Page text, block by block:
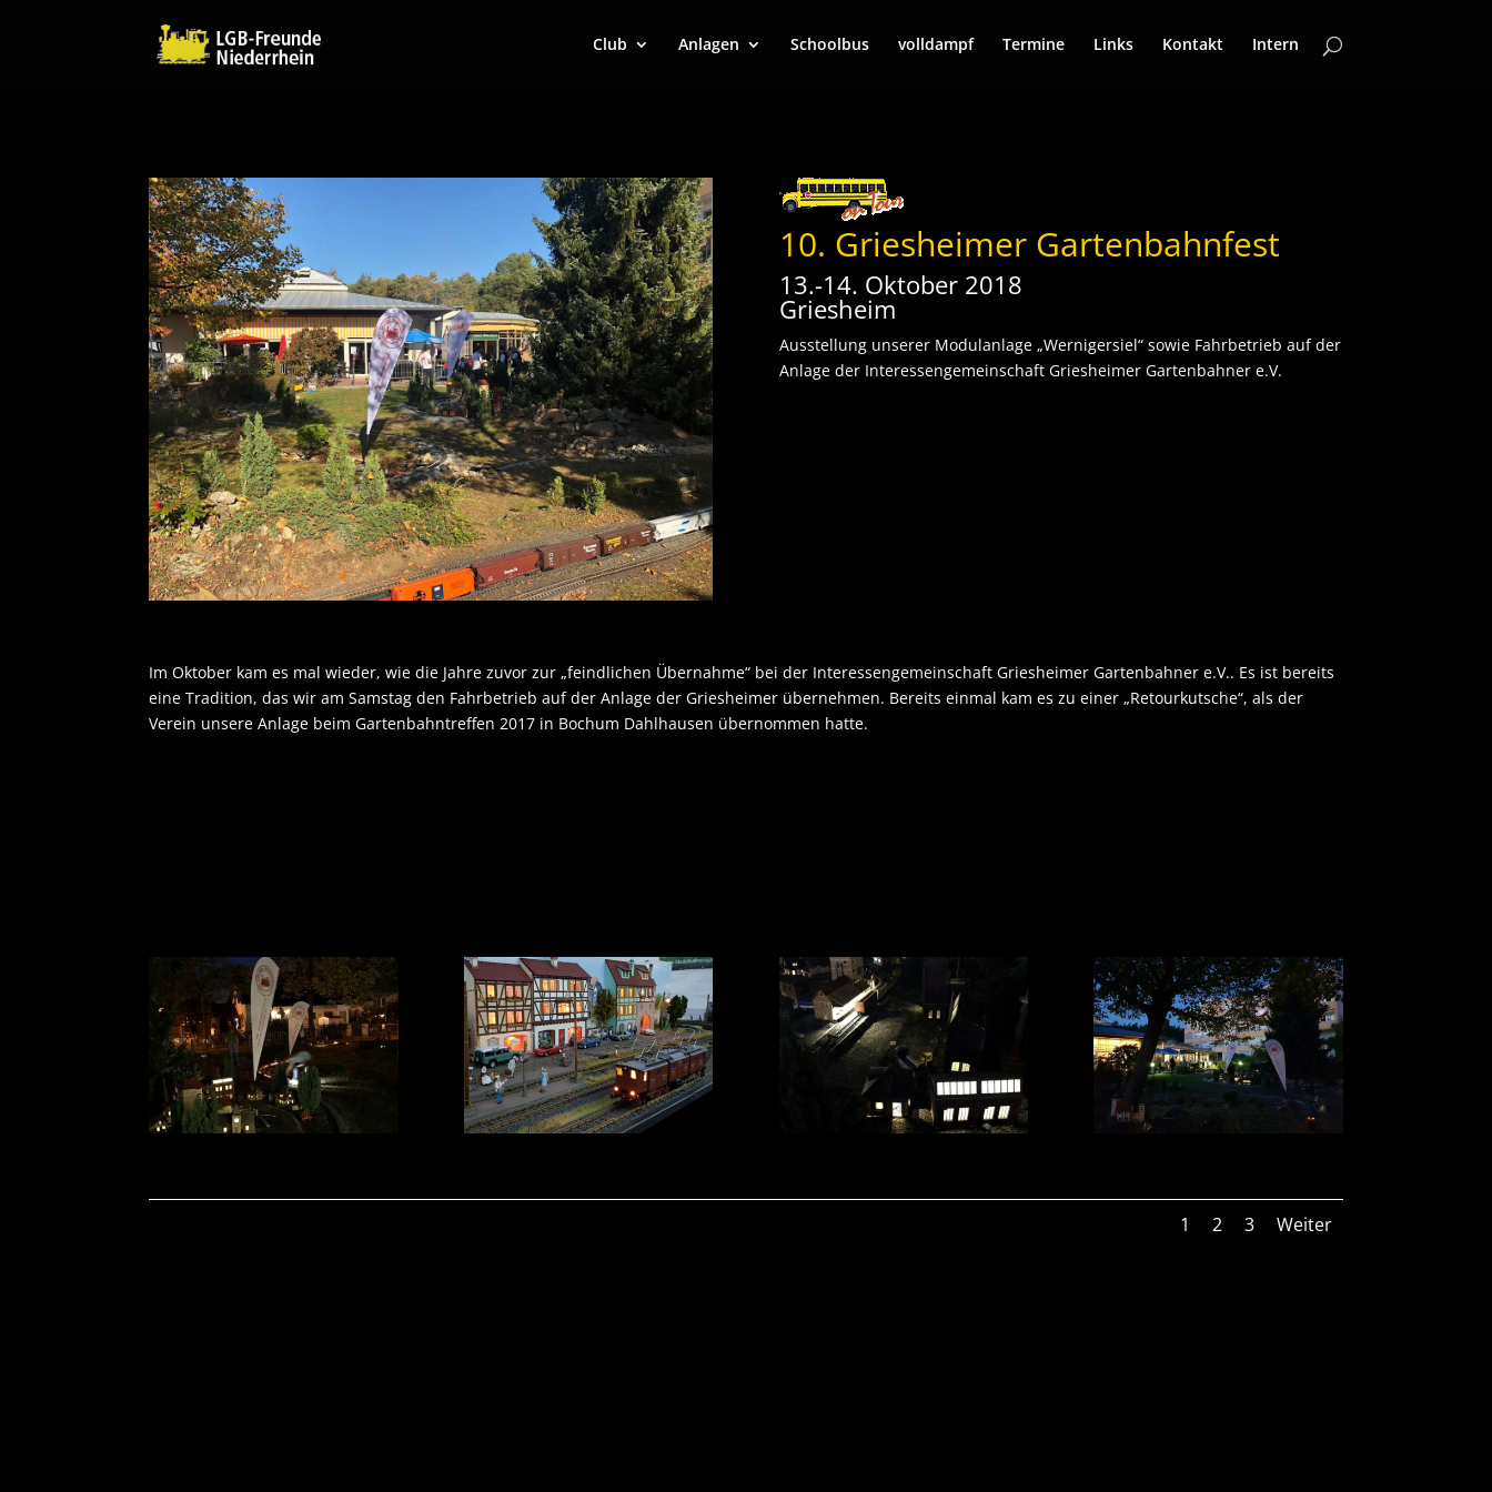
Club Anlagen Schoolbus volldampf Termine Links Kontakt Intern
10. Griesheimer Gartenbahnfest
13.-14. Oktober 2018
Griesheim
Ausstellung unserer Modulanlage „Wernigersiel“ sowie Fahrbetrieb auf der
Anlage der Interessengemeinschaft Griesheimer Gartenbahner e.V.
Im Oktober kam es mal wieder, wie die Jahre zuvor zur „feindlichen Übernahme“ bei der Interessengemeinschaft Griesheimer Gartenbahner e.V.. Es ist bereits
eine Tradition, das wir am Samstag den Fahrbetrieb auf der Anlage der Griesheimer übernehmen. Bereits einmal kam es zu einer „Retourkutsche“, als der
Verein unsere Anlage beim Gartenbahntreffen 2017 in Bochum Dahlhausen übernommen hatte.
1 2 3 Weiter